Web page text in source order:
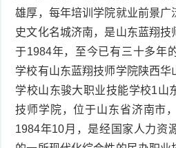
雄厚，每年培训学院就业前景广
史文化名城济南，是山东蓝翔
于1984年，至今已有三十多年
学校有山东蓝翔技师学院陕西
学校山东骏大职业技能学校1山
技师学院，位于山东省济南市
1984年10月，是经国家人力资